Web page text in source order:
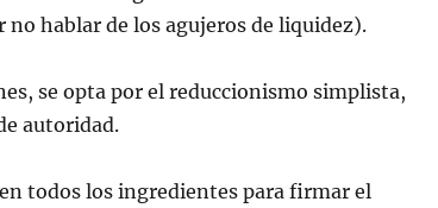
no hablar de los agujeros de liquidez).
se opta por el reduccionismo simplista,
autoridad.
todos los ingredientes para firmar el